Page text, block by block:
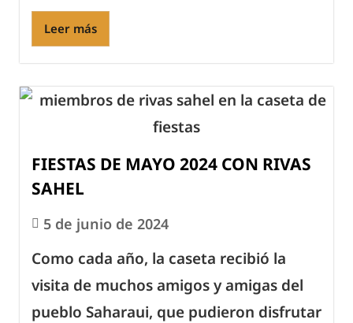
Leer más
FIESTAS DE MAYO 2024 CON RIVAS
SAHEL
5 de junio de 2024
Como cada año, la caseta recibió la
visita de muchos amigos y amigas del
pueblo Saharaui, que pudieron disfrutar